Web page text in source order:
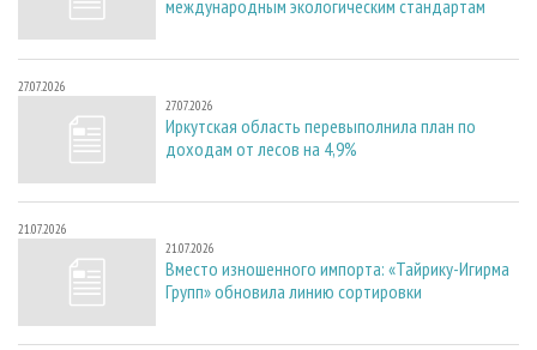
международным экологическим стандартам
27.07.2026
27.07.2026
Иркутская область перевыполнила план по
доходам от лесов на 4,9%
21.07.2026
21.07.2026
Вместо изношенного импорта: «Тайрику-Игирма
Групп» обновила линию сортировки